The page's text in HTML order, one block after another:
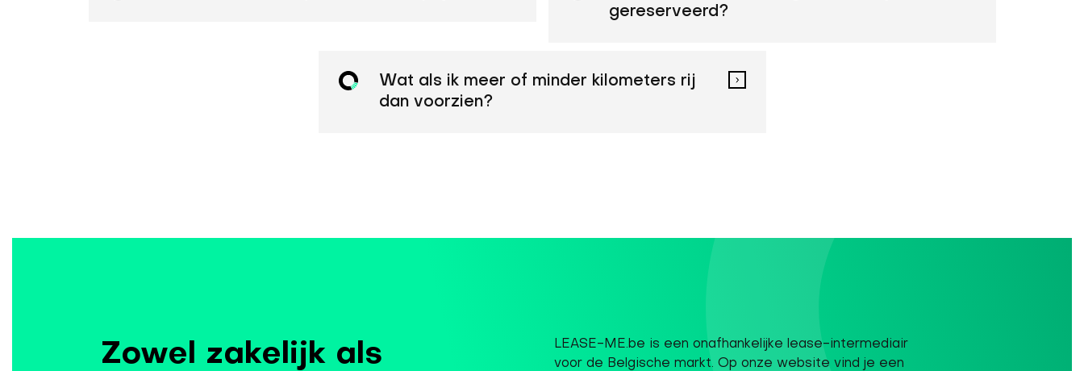
gereserveerd?
Wat als ik meer of minder kilometers rij
dan voorzien?
Zowel zakelijk als
LEASE-ME.be is een onafhankelijke lease-intermediair
voor de Belgische markt. Op onze website vind je een